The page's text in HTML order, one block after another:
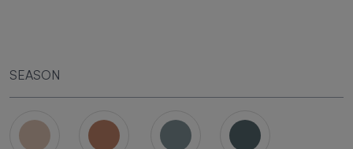
SEASON